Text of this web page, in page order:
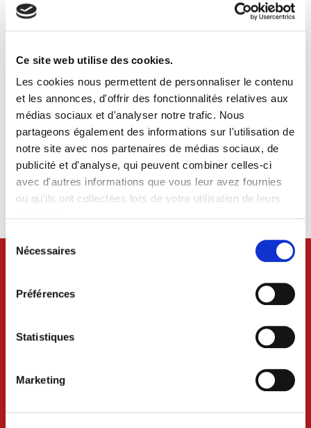
Ce site web utilise des cookies.
Les cookies nous permettent de personnaliser le contenu
et les annonces, d'offrir des fonctionnalités relatives aux
médias sociaux et d'analyser notre trafic. Nous
partageons également des informations sur l'utilisation de
notre site avec nos partenaires de médias sociaux, de
publicité et d'analyse, qui peuvent combiner celles-ci
avec d'autres informations que vous leur avez fournies
ou qu'ils ont collectées lors de votre utilisation de leurs
consentement
Nécessaires
Préférences
Statistiques
Marketing